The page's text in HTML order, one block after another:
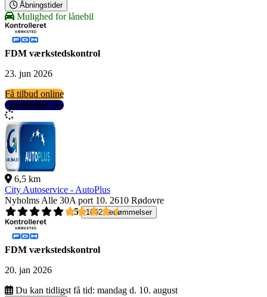
Åbningstider
Mulighed for lånebil
FDM værkstedskontrol
23. jun 2026
Få tilbud online
Se detaljer
6,5 km
City Autoservice - AutoPlus
Nyholms Alle 30A port 10. 2610 Rødovre
4,5
1092 bedømmelser
FDM værkstedskontrol
20. jan 2026
Du kan tidligst få tid: mandag d. 10. august